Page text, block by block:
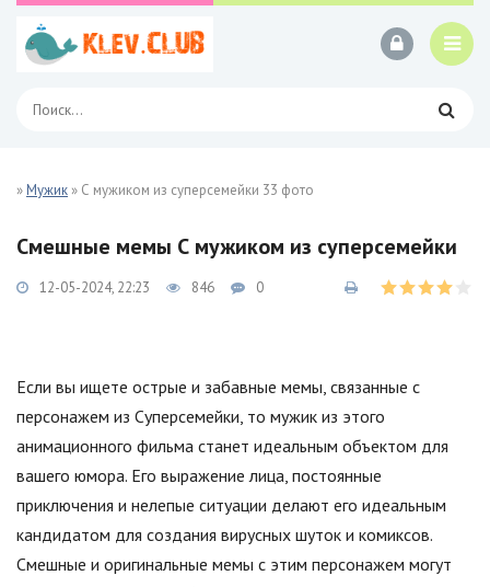
»Мужик » С мужиком из суперсемейки 33 фото
Смешные мемы С мужиком из суперсемейки
12-05-2024, 22:23 846 0
Если вы ищете острые и забавные мемы, связанные с
персонажем из Суперсемейки, то мужик из этого
анимационного фильма станет идеальным объектом для
вашего юмора. Его выражение лица, постоянные
приключения и нелепые ситуации делают его идеальным
кандидатом для создания вирусных шуток и комиксов.
Смешные и оригинальные мемы с этим персонажем могут